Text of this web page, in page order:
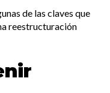
de las claves que
reestructuración